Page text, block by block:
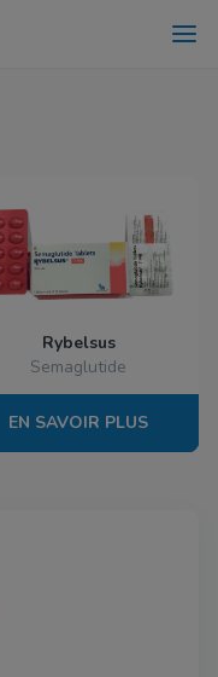
Rybelsus
Semaglutide
EN SAVOIR PLUS